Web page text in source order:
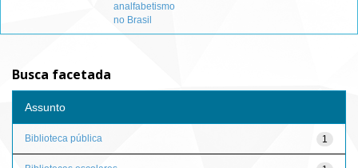
analfabetismo
no Brasil
Busca facetada
Assunto
1
Biblioteca pública